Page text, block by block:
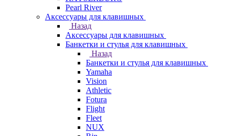
Pearl River
Аксессуары для клавишных
Назад
Аксессуары для клавишных
Банкетки и стулья для клавишных
Назад
Банкетки и стулья для клавишных
Yamaha
Vision
Athletic
Fotura
Flight
Fleet
NUX